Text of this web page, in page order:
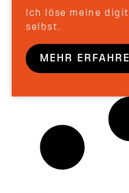
Ich löse meine
selbst.
MEHR